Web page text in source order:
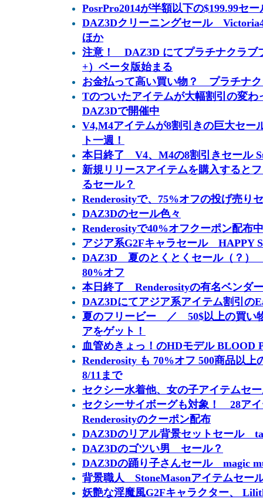
PosrPro2014が半額以下の$199.99セ
DAZ3Dクリーニングセール
ほか
注意！ DAZ3D にてプラチナクラブ
+）ベータ版始まる
お金払って高い買い物？ プラチナ
Tのついたアイテムが大幅割引の変
DAZ3Dで開催中
V4,M4アイテムが8割引きの巨大セー
ト一週！
本日終了 V4、M4の8割引きセール
新規リリースアイテムを購入すると
るセール？
Renderosityで、75%オフの投げ売り
DAZ3Dのセール色々
Renderosityで40%オフクーポン配布中
アジア系G2Fキャラセール HAPPY
DAZ3D 夏のとくとくセール（？）
80%オフ
本日終了 Renderosityの有名ベンダ
DAZ3Dにてアジア系アイテム割引の
夏のフリービー ／ 50$以上の買い物
アをゲット！
血管めきょっ！のHDモデル BLOOD
Renderosity も 70%オフ 500商品以上
8/11まで
セクシー水着他、女の子アイテムセ
セクシーサイボーグも対象！ 28ア
Renderosityのクーポン配布
DAZ3Dのリアル背景セットセール
DAZ3Dのゴツい男 セール？
DAZ3Dの踊り子さんセール magic
背景職人 StoneMasonアイテムセー
妖艶な淫魔風G2Fキャラクター、